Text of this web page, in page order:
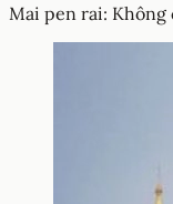
Mai pen rai: Không